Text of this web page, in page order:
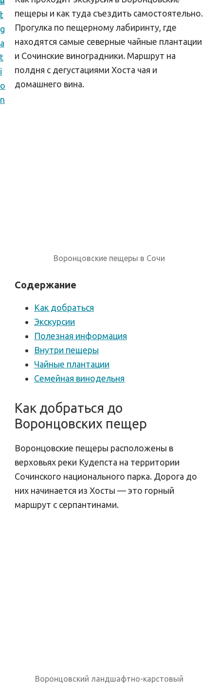
i
g
a
t
i
o
n
t
пещеры и как туда съездить самостоятельно.
Прогулка по пещерному лабиринту, где
находятся самые северные чайные плантации
и Сочинские виноградники. Маршрут на
полдня с дегустациями Хоста чая и
домашнего вина.
Воронцовские пещеры в Сочи
Содержание
Как добраться
Экскурсии
Полезная информация
Внутри пещеры
Чайные плантации
Семейная винодельня
Как добраться до
Воронцовских пещер
Воронцовские пещеры расположены в
верховьях реки Кудепста на территории
Сочинского национального парка. Дорога до
них начинается из Хосты — это горный
маршрут с серпантинами.
Воронцовский ландшафтно-карстовый